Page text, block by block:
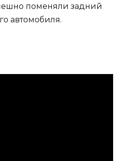
поменяли задний
автомобиля.